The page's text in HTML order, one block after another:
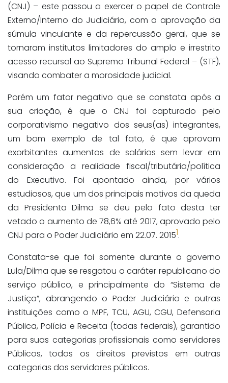
(CNJ) – este passou a exercer o papel de Controle
Externo/Interno do Judiciário, com a aprovação da
súmula vinculante e da repercussão geral, que se
tornaram institutos limitadores do amplo e irrestrito
acesso recursal ao Supremo Tribunal Federal – (STF),
visando combater a morosidade judicial.
Porém um fator negativo que se constata após a
sua criação, é que o CNJ foi capturado pelo
corporativismo negativo dos seus(as) integrantes,
um bom exemplo de tal fato, é que aprovam
exorbitantes aumentos de salários sem levar em
consideração a realidade fiscal/tributária/política
do Executivo. Foi apontado ainda, por vários
estudiosos, que um dos principais motivos da queda
da Presidenta Dilma se deu pelo fato desta ter
vetado o aumento de 78,6% até 2017, aprovado pelo
CNJ para o Poder Judiciário em 22.07. 20151.
Constata-se que foi somente durante o governo
Lula/Dilma que se resgatou o caráter republicano do
serviço público, e principalmente do “Sistema de
Justiça”, abrangendo o Poder Judiciário e outras
instituições como o MPF, TCU, AGU, CGU, Defensoria
Pública, Polícia e Receita (todas federais), garantido
para suas categorias profissionais como servidores
Públicos, todos os direitos previstos em outras
categorias dos servidores públicos.